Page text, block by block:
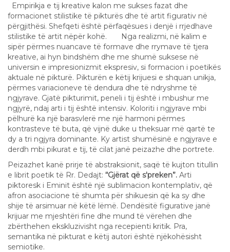
Empirikja e tij kreative kalon me sukses fazat dhe
formacionet stilistike të pikturës dhe të artit figurativ në
përgjithësi. Shefqeti është përfaqësues i denjë i rrjedhave
stilistike të artit nëpër kohë. Nga realizmi, në kalim e
sipër përmes nuancave të formave dhe rrymave të tjera
kreative, ai hyn bindshëm dhe me shumë suksese në
universin e impresionizmit ekspresiv, si formacion i poetikës
aktuale në pikturë. Pikturën e këtij krijuesi e shquan unikja,
përmes variacioneve të dendura dhe të ndryshme të
ngjyrave. Gjatë pikturimit, peneli i tij është i mbushur me
ngjyrë, ndaj arti i tij është intensiv. Koloriti i ngjyrave mbi
pëlhurë ka një barasvlerë me një harmoni përmes
kontrasteve të buta, që vijnë duke u theksuar më qartë te
dy a tri ngjyra dominante. Ky artist shumësinë e ngjyrave e
derdh mbi pikurat e tij, të cilat janë peizazhe dhe portrete.
Peizazhet kanë prirje të abstraksionit, saqë të kujton titullin
e librit poetik të Rr. Dedajt: “Gjërat që s'preken”. Arti
piktoresk i Eminit është një sublimacion kontemplativ, që
afron asociacione të shumta për shikuesin që ka sy dhe
shije të arsimuar në këtë lëmë. Dendësitë figurative janë
krijuar me mjeshtëri fine dhe mund të vërehen dhe
zbërthehen ekskluzivisht nga recepienti kritik. Pra,
semantika në pikturat e këtij autori është njëkohësisht
semiotike.